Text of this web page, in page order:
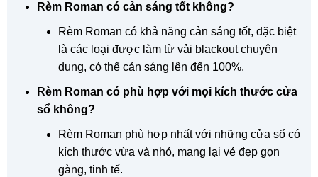
Rèm Roman có cản sáng tốt không?
Rèm Roman có khả năng cản sáng tốt, đặc biệt
là các loại được làm từ vải blackout chuyên
dụng, có thể cản sáng lên đến 100%.
Rèm Roman có phù hợp với mọi kích thước cửa
sổ không?
Rèm Roman phù hợp nhất với những cửa sổ có
kích thước vừa và nhỏ, mang lại vẻ đẹp gọn
gàng, tinh tế.